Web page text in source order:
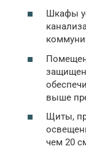
Шкафы
выше
Щиты,
чем 20